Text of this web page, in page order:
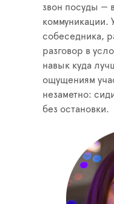
звон посуды —
коммуникации.
собеседника,
разговор в
навык куда
ощущениям
незаметно:
без остановки.